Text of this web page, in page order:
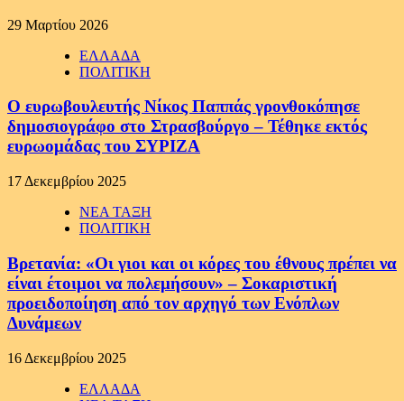
29 Μαρτίου 2026
ΕΛΛΑΔΑ
ΠΟΛΙΤΙΚΗ
Ο ευρωβουλευτής Νίκος Παππάς γρονθοκόπησε
δημοσιογράφο στο Στρασβούργο – Τέθηκε εκτός
ευρωομάδας του ΣΥΡΙΖΑ
17 Δεκεμβρίου 2025
ΝΕΑ ΤΑΞΗ
ΠΟΛΙΤΙΚΗ
Βρετανία: «Οι γιοι και οι κόρες του έθνους πρέπει να
είναι έτοιμοι να πολεμήσουν» – Σοκαριστική
προειδοποίηση από τον αρχηγό των Ενόπλων
Δυνάμεων
16 Δεκεμβρίου 2025
ΕΛΛΑΔΑ